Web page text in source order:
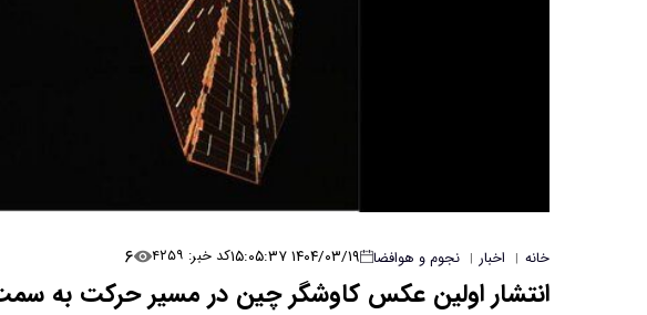
خانه | اخبار | نجوم و هوافضا ۱۴۰۴/۰۳/۱۹ ۱۵:۰۵:۳۷ کد خبر: ۴۲۵۹ ۶
انتشار اولین عکس کاوشگر چین در مسیر حرکت به